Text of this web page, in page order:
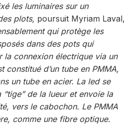
les luminaires sur un
plots, poursuit Myriam Laval,
qui protège les
dans des pots qui
la connexion électrique via un
constitué d’un tube en PMMA,
un tube en acier. La led se
de la lueur et envoie la
vers le cabochon. Le PMMA
comme une fibre optique.